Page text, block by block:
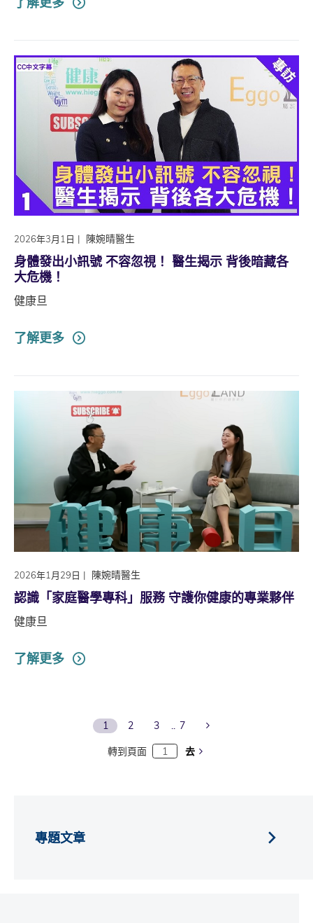
2026年3月1日 | 陳婉晴醫生
身體發出小訊號 不容忽視！ 醫生揭示 背後暗藏各
大危機！
健康旦
了解更多
2026年1月29日 | 陳婉晴醫生
認識「家庭醫學專科」服務 守護你健康的專業夥伴
健康旦
了解更多
1 2 3 7
轉到頁面 去
專題文章